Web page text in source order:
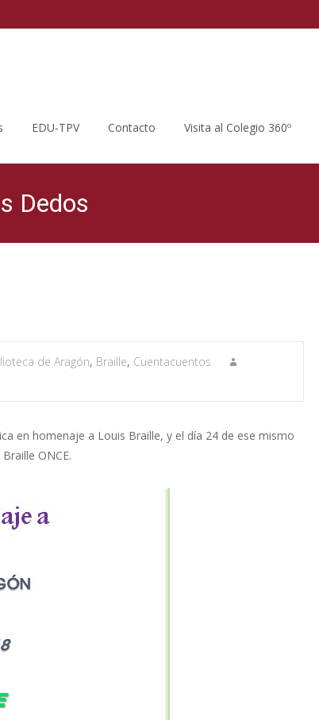
EDU-TPV Contacto Visita al Colegio 360º
Dedos
de Aragón, Braille, Cuentacuentos
en homenaje a Louis Braille, y el día 24 de ese mismo
ONCE.